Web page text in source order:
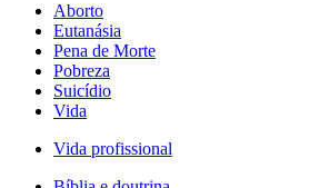
Aborto
Eutanásia
Pena de Morte
Pobreza
Suicídio
Vida
Vida profissional